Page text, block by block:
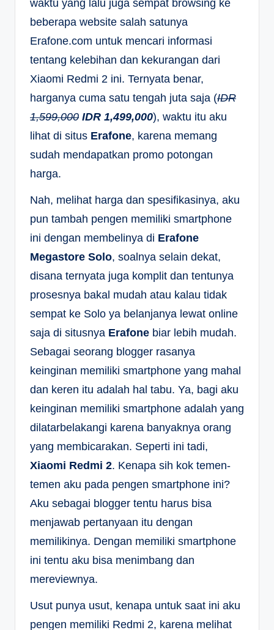
waktu yang lalu juga sempat browsing ke
beberapa website salah satunya
Erafone.com untuk mencari informasi
tentang kelebihan dan kekurangan dari
Xiaomi Redmi 2 ini. Ternyata benar,
harganya cuma satu tengah juta saja (IDR
1,599,000 IDR 1,499,000), waktu itu aku
lihat di situs Erafone, karena memang
sudah mendapatkan promo potongan
harga.
Nah, melihat harga dan spesifikasinya, aku
pun tambah pengen memiliki smartphone
ini dengan membelinya di Erafone
Megastore Solo, soalnya selain dekat,
disana ternyata juga komplit dan tentunya
prosesnya bakal mudah atau kalau tidak
sempat ke Solo ya belanjanya lewat online
saja di situsnya Erafone biar lebih mudah.
Sebagai seorang blogger rasanya
keinginan memiliki smartphone yang mahal
dan keren itu adalah hal tabu. Ya, bagi aku
keinginan memiliki smartphone adalah yang
dilatarbelakangi karena banyaknya orang
yang membicarakan. Seperti ini tadi,
Xiaomi Redmi 2. Kenapa sih kok temen-
temen aku pada pengen smartphone ini?
Aku sebagai blogger tentu harus bisa
menjawab pertanyaan itu dengan
memilikinya. Dengan memiliki smartphone
ini tentu aku bisa menimbang dan
mereviewnya.
Usut punya usut, kenapa untuk saat ini aku
pengen memiliki Redmi 2, karena melihat